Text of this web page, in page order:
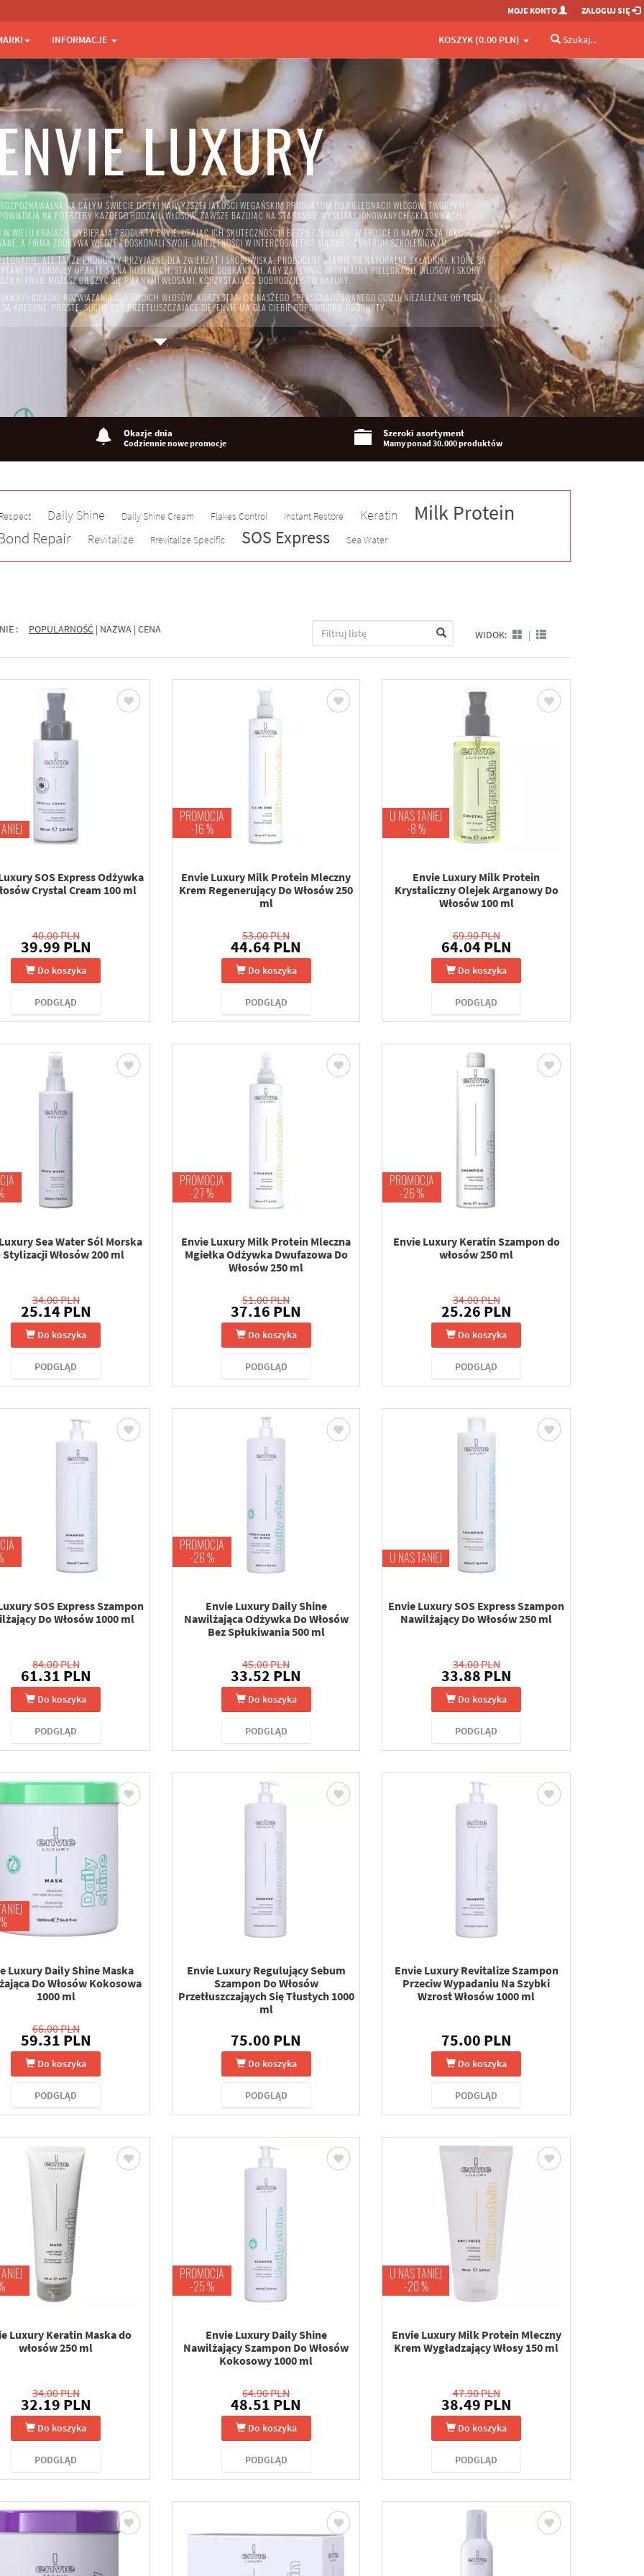
MOJE KONTO ZALOGUJ SIĘ
INFORMACJE KOSZYK (0.00 PLN) Szukaj...
Okazje dnia
Codziennie nowe promocje
Szeroki asortyment
Mamy ponad 30.000 produktów
LUXURY
NA CAŁYM ŚWIECIE DZIĘKI NAJWYŻSZEJ JAKOŚCI WEGAŃSKIM PRODUKTOM DO PIELĘGNACJI WŁOSÓW. TWORZYMY
NA POTRZEBY KAŻDEGO RODZAJU WŁOSÓW, ZAWSZE BAZUJĄC NA STARANNIE WYSELEKCJONOWANYCH SKŁADNIKACH.
W WIELU KRAJACH WYBIERAJĄ PRODUKTY ENVIE, UFAJĄC ICH SKUTECZNOŚCI I BEZPIECZEŃSTWU. W TROSCE O NAJWYŻSZĄ JAKOŚĆ,
A FIRMA ZDOBYWA WIEDZĘ I DOSKONALI SWOJE UMIEJĘTNOŚCI W INTERCOSMETICS MILANO – CENTRUM SZKOLENIOWYM.
ALE TAKŻE PRODUKTY PRZYJAZNE DLA ZWIERZĄT I ŚRODOWISKA. PRODUCENT STAWIA NA NATURALNE SKŁADNIKI, KTÓRE SĄ
FORMUŁY OPARTE SĄ NA ROŚLINACH, STARANNIE DOBRANYCH, ABY ZAPEWNIĆ OPTYMALNĄ PIELĘGNACJĘ WŁOSÓW I SKÓRY
DZIĘKI ENVIE MOŻESZ CIESZYĆ SIĘ PIĘKNYMI WŁOSAMI, KORZYSTAJĄC Z DOBRODZIEJSTW NATURY.
IDEALNE ROZWIĄZANIA DLA SWOICH WŁOSÓW, KORZYSTAJĄC Z NASZEGO SPERSONALIZOWANEGO QUIZU. NIEZALEŻNIE OD TEGO,
SĄ KRĘCONE, PROSTE, SUCHE CZY PRZETŁUSZCZAJĄCE SIĘ, ENVIE MA DLA CIEBIE ODPOWIEDNIE PRODUKTY.
Daily Shine Daily Shine Cream Flakes Control Instant Restore Keratin Milk Protein
Repair Revitalize Rrevitalize Specific SOS Express Sea Water
: POPULARNOŚĆ | NAZWA | CENA WIDOK: |
SOS Express Odżywka
Crystal Cream 100 ml
40.00 PLN
39.99 PLN
Do koszyka
PODGLĄD
PROMOCJA
-16 %
Envie Luxury Milk Protein Mleczny
Krem Regenerujący Do Włosów 250
ml
53.00 PLN
44.64 PLN
Do koszyka
PODGLĄD
U NAS TANIEJ
-8 %
Envie Luxury Milk Protein
Krystaliczny Olejek Arganowy Do
Włosów 100 ml
69.90 PLN
64.04 PLN
Do koszyka
PODGLĄD
Sea Water Sól Morska
Stylizacji Włosów 200 ml
34.00 PLN
25.14 PLN
Do koszyka
PODGLĄD
PROMOCJA
-27 %
Envie Luxury Milk Protein Mleczna
Mgiełka Odżywka Dwufazowa Do
Włosów 250 ml
51.00 PLN
37.16 PLN
Do koszyka
PODGLĄD
PROMOCJA
-26 %
Envie Luxury Keratin Szampon do
włosów 250 ml
34.00 PLN
25.26 PLN
Do koszyka
PODGLĄD
SOS Express Szampon
Do Włosów 1000 ml
84.00 PLN
61.31 PLN
Do koszyka
PODGLĄD
PROMOCJA
-26 %
Envie Luxury Daily Shine
Nawilżająca Odżywka Do Włosów
Bez Spłukiwania 500 ml
45.00 PLN
33.52 PLN
Do koszyka
PODGLĄD
U NAS TANIEJ
Envie Luxury SOS Express Szampon
Nawilżający Do Włosów 250 ml
34.00 PLN
33.88 PLN
Do koszyka
PODGLĄD
Luxury Daily Shine Maska
Do Włosów Kokosowa
1000 ml
66.00 PLN
59.31 PLN
Do koszyka
PODGLĄD
Envie Luxury Regulujący Sebum
Szampon Do Włosów
Przetłuszczająych Się Tłustych 1000
ml
75.00 PLN
Do koszyka
PODGLĄD
Envie Luxury Revitalize Szampon
Przeciw Wypadaniu Na Szybki
Wzrost Włosów 1000 ml
75.00 PLN
Do koszyka
PODGLĄD
Luxury Keratin Maska do
włosów 250 ml
34.00 PLN
32.19 PLN
Do koszyka
PODGLĄD
PROMOCJA
-25 %
Envie Luxury Daily Shine
Nawilżający Szampon Do Włosów
Kokosowy 1000 ml
64.90 PLN
48.51 PLN
Do koszyka
PODGLĄD
U NAS TANIEJ
-20 %
Envie Luxury Milk Protein Mleczny
Krem Wygładzający Włosy 150 ml
47.90 PLN
38.49 PLN
Do koszyka
PODGLĄD